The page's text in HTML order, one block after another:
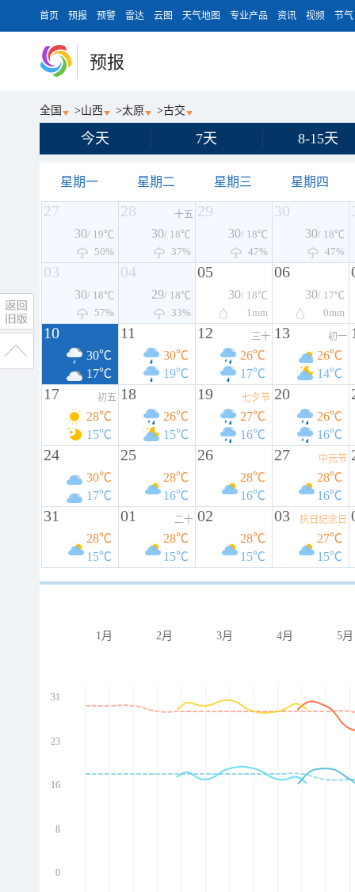
首页 预报 预警 雷达 云图 天气地图 专业产品 资讯 视频 节气
预报
全国 >山西 >太原 >古交
今天 7天 8-15天
星期一 星期二 星期三 星期四
27
30/ 19℃
50%
28 十五
30/ 18℃
37%
29
30/ 18℃
47%
30
30/ 18℃
47%
03
30/ 18℃
57%
04
29/ 18℃
33%
05
30/ 18℃
1mm
06
30/ 17℃
0mm
10
30℃
17℃
11
30℃
19℃
12 三十
26℃
17℃
13 初一
26℃
14℃
17 初五
28℃
15℃
18
26℃
15℃
19 七夕节
27℃
16℃
20
26℃
16℃
24
30℃
17℃
25
28℃
16℃
26
28℃
16℃
27 中元节
28℃
16℃
31
28℃
15℃
01 二十
28℃
15℃
02
28℃
15℃
03 抗日纪念日
27℃
15℃
1月 2月 3月 4月 5月
31
23
16
8
0